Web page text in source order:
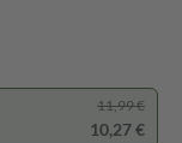
11,99 €
10,27 €